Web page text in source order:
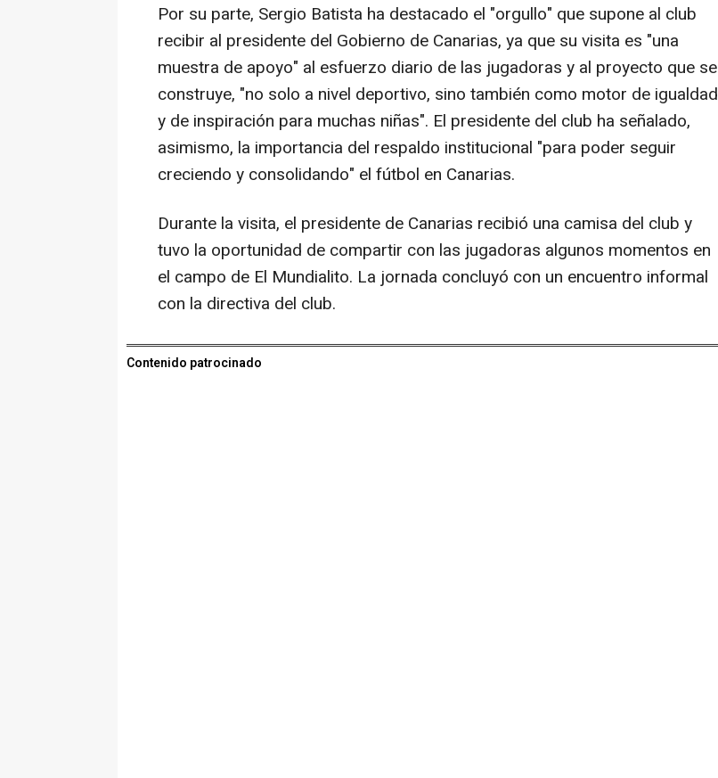
Por su parte, Sergio Batista ha destacado el "orgullo" que supone al club
recibir al presidente del Gobierno de Canarias, ya que su visita es "una
muestra de apoyo" al esfuerzo diario de las jugadoras y al proyecto que se
construye, "no solo a nivel deportivo, sino también como motor de igualdad
y de inspiración para muchas niñas". El presidente del club ha señalado,
asimismo, la importancia del respaldo institucional "para poder seguir
creciendo y consolidando" el fútbol en Canarias.
Durante la visita, el presidente de Canarias recibió una camisa del club y
tuvo la oportunidad de compartir con las jugadoras algunos momentos en
el campo de El Mundialito. La jornada concluyó con un encuentro informal
con la directiva del club.
Contenido patrocinado